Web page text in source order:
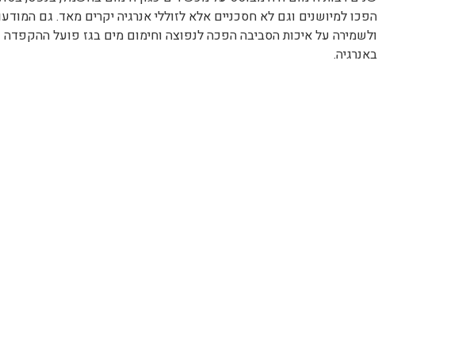
הפכו למיושנים וגם לא חסכניים אלא לזוללי אנרגיה יקרים מאד. גם
ולשמירה על איכות הסביבה הפכה לנפוצה וחימום מים בגז פועל
באנרגיה.